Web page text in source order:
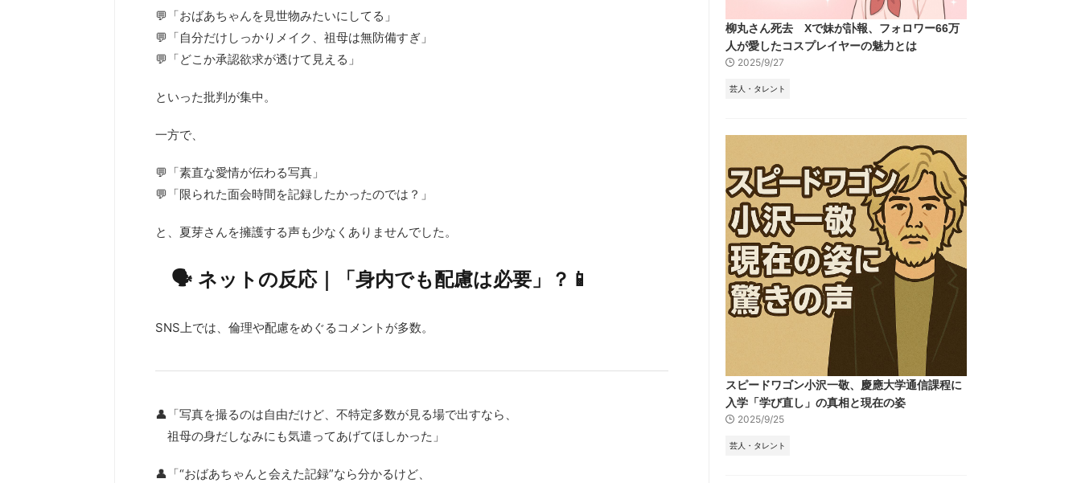
💬「おばあちゃんを見世物みたいにしてる」
💬「自分だけしっかりメイク、祖母は無防備すぎ」
💬「どこか承認欲求が透けて見える」
といった批判が集中。
一方で、
💬「素直な愛情が伝わる写真」
💬「限られた面会時間を記録したかったのでは？」
と、夏芽さんを擁護する声も少なくありませんでした。
🗣️ ネットの反応｜「身内でも配慮は必要」？📱
SNS上では、倫理や配慮をめぐるコメントが多数。
👤「写真を撮るのは自由だけど、不特定多数が見る場で出すなら、
祖母の身だしなみにも気遣ってあげてほしかった」
👤「“おばあちゃんと会えた記録”なら分かるけど、
柳丸さん死去 Xで妹が訃報、フォロワー66万
人が愛したコスプレイヤーの魅力とは
2025/9/27
芸人・タレント
スピードワゴン小沢一敬、慶應大学通信課程に
入学「学び直し」の真相と現在の姿
2025/9/25
芸人・タレント